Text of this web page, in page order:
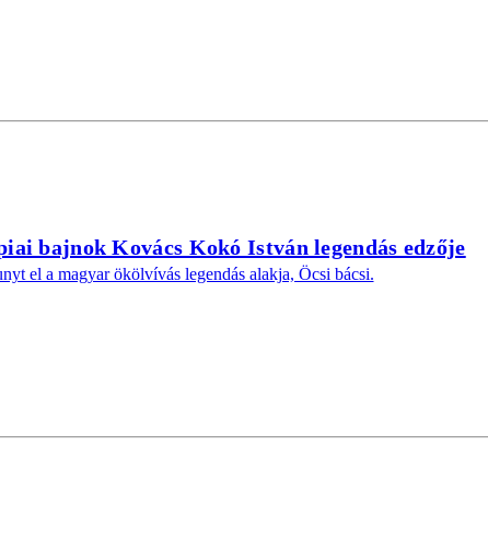
bajnok Kovács Kokó István legendás edzője
el a magyar ökölvívás legendás alakja, Öcsi bácsi.